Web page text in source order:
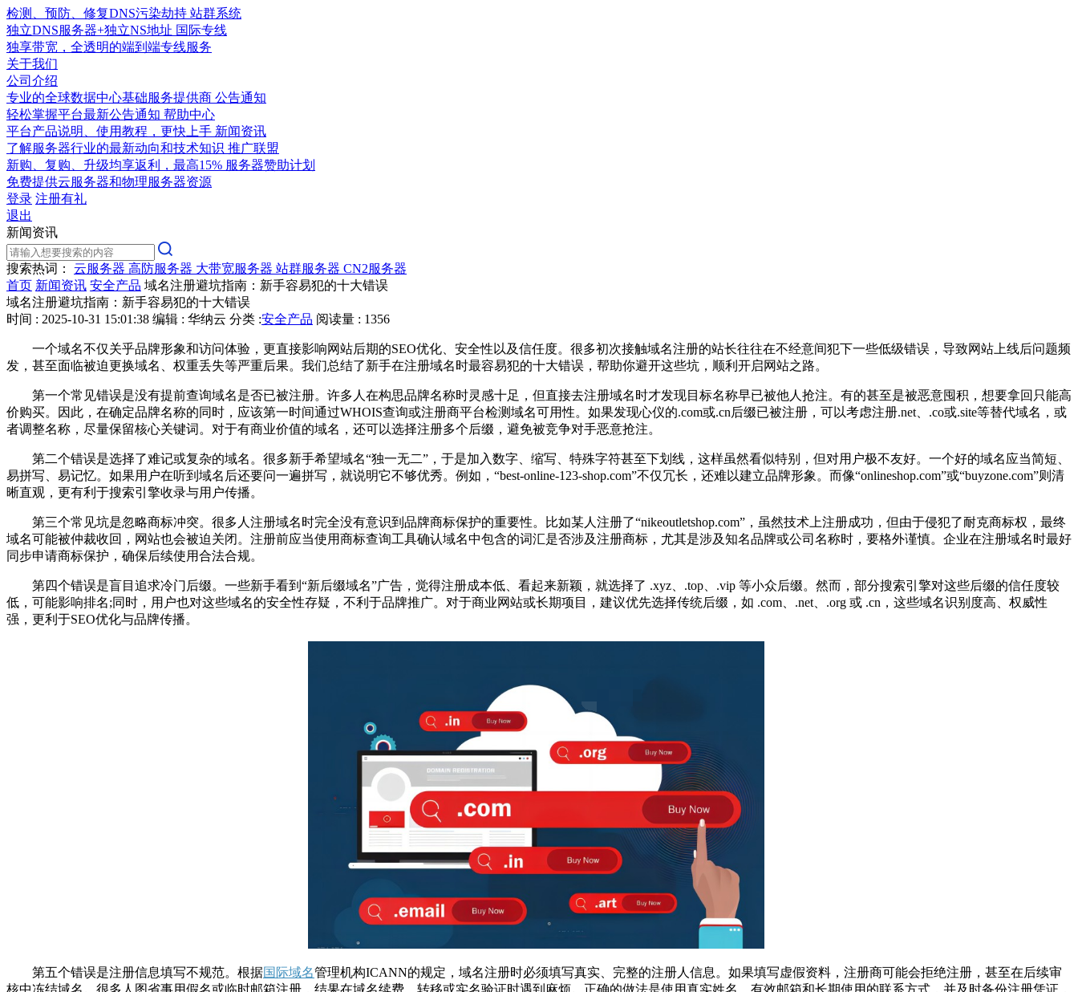
检测、预防、修复DNS污染劫持 站群系统
独立DNS服务器+独立NS地址 国际专线
独享带宽，全透明的端到端专线服务
关于我们
公司介绍
专业的全球数据中心基础服务提供商 公告通知
轻松掌握平台最新公告通知 帮助中心
平台产品说明、使用教程，更快上手 新闻资讯
了解服务器行业的最新动向和技术知识 推广联盟
新购、复购、升级均享返利，最高15% 服务器赞助计划
免费提供云服务器和物理服务器资源
登录 注册有礼
退出
新闻资讯
搜索热词： 云服务器 高防服务器 大带宽服务器 站群服务器 CN2服务器
首页 新闻资讯 安全产品 域名注册避坑指南：新手容易犯的十大错误
域名注册避坑指南：新手容易犯的十大错误
时间 : 2025-10-31 15:01:38 编辑 : 华纳云 分类 :安全产品 阅读量 : 1356
一个域名不仅关乎品牌形象和访问体验，更直接影响网站后期的SEO优化、安全性以及信任度。很多初次接触域名注册的站长往往在不经意间犯下一些低级错误，导致网站上线后问题频
发，甚至面临被迫更换域名、权重丢失等严重后果。我们总结了新手在注册域名时最容易犯的十大错误，帮助你避开这些坑，顺利开启网站之路。
第一个常见错误是没有提前查询域名是否已被注册。许多人在构思品牌名称时灵感十足，但直接去注册域名时才发现目标名称早已被他人抢注。有的甚至是被恶意囤积，想要拿回只能高
价购买。因此，在确定品牌名称的同时，应该第一时间通过WHOIS查询或注册商平台检测域名可用性。如果发现心仪的.com或.cn后缀已被注册，可以考虑注册.net、.co或.site等替代域名，或
者调整名称，尽量保留核心关键词。对于有商业价值的域名，还可以选择注册多个后缀，避免被竞争对手恶意抢注。
第二个错误是选择了难记或复杂的域名。很多新手希望域名“独一无二”，于是加入数字、缩写、特殊字符甚至下划线，这样虽然看似特别，但对用户极不友好。一个好的域名应当简短、
易拼写、易记忆。如果用户在听到域名后还要问一遍拼写，就说明它不够优秀。例如，“best-online-123-shop.com”不仅冗长，还难以建立品牌形象。而像“onlineshop.com”或“buyzone.com”则清
晰直观，更有利于搜索引擎收录与用户传播。
第三个常见坑是忽略商标冲突。很多人注册域名时完全没有意识到品牌商标保护的重要性。比如某人注册了“nikeoutletshop.com”，虽然技术上注册成功，但由于侵犯了耐克商标权，最终
域名可能被仲裁收回，网站也会被迫关闭。注册前应当使用商标查询工具确认域名中包含的词汇是否涉及注册商标，尤其是涉及知名品牌或公司名称时，要格外谨慎。企业在注册域名时最好
同步申请商标保护，确保后续使用合法合规。
第四个错误是盲目追求冷门后缀。一些新手看到“新后缀域名”广告，觉得注册成本低、看起来新颖，就选择了 .xyz、.top、.vip 等小众后缀。然而，部分搜索引擎对这些后缀的信任度较
低，可能影响排名;同时，用户也对这些域名的安全性存疑，不利于品牌推广。对于商业网站或长期项目，建议优先选择传统后缀，如 .com、.net、.org 或 .cn，这些域名识别度高、权威性
强，更利于SEO优化与品牌传播。
第五个错误是注册信息填写不规范。根据国际域名管理机构ICANN的规定，域名注册时必须填写真实、完整的注册人信息。如果填写虚假资料，注册商可能会拒绝注册，甚至在后续审
核中冻结域名。很多人图省事用假名或临时邮箱注册，结果在域名续费、转移或实名验证时遇到麻烦。正确的做法是使用真实姓名、有效邮箱和长期使用的联系方式，并及时备份注册凭证，